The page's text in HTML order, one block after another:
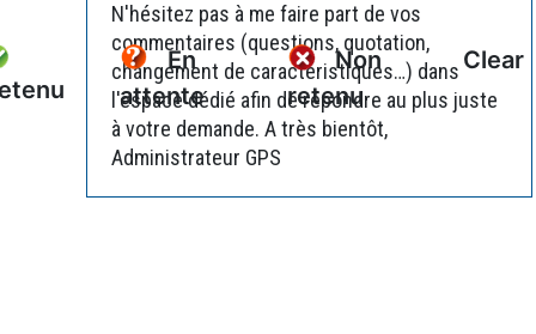
En
attente
Non
retenu
Clear
N'hésitez pas à me faire part de vos
commentaires (questions, quotation,
changement de caractéristiques…) dans
l'espace dédié afin de répondre au plus juste
à votre demande. A très bientôt,
Administrateur GPS